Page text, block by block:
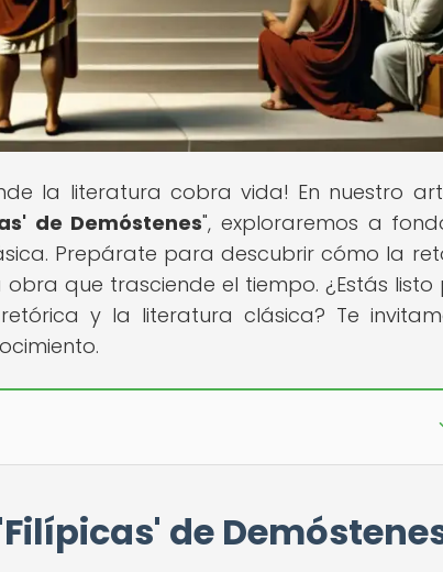
la literatura cobra vida! En nuestro
de Demóstenes", exploraremos a
Prepárate para descubrir cómo la
que trasciende el tiempo. ¿Estás listo
y la literatura clásica? Te
de